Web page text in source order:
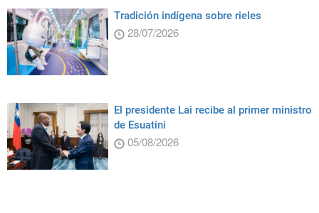
Tradición indígena sobre rieles
28/07/2026
El presidente Lai recibe al primer ministro
de Esuatini
05/08/2026